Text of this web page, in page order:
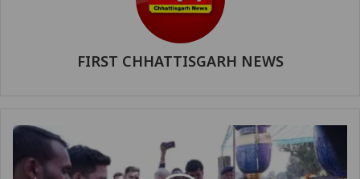
FIRST CHHATTISGARH NEWS